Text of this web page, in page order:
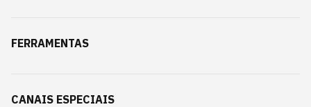
FERRAMENTAS
CANAIS ESPECIAIS